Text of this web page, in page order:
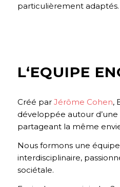
particulièrement adaptés.
L‘EQUIPE
Créé par Jérôme Cohen,
développée autour
partageant la même
Nous formons une
interdisciplinaire,
sociétale.